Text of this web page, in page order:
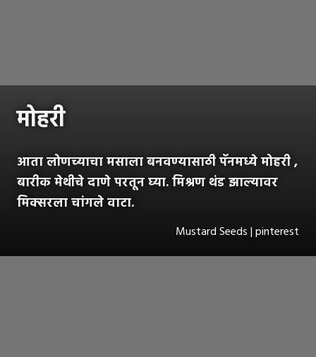
मोहरी
आता लोणच्याचा मसाला बनवण्यासाठी पॅनमध्ये मोहरी ,
बारीक मेथीचे दाणे परतून घ्या. मिश्रण थंड झाल्यावर
मिक्सरला चांगले वाटा.
Mustard Seeds | pinterest